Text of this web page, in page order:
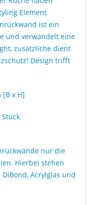
Element
ist ein
und verwandelt eine
zusätzliche dient
Design trifft
[B x H]
nur die
Hierbei stehen
Acrylglas und